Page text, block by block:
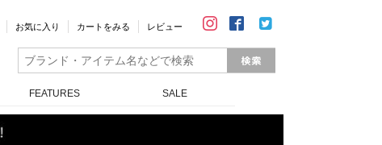
お気に入り カートをみる レビュー
FEATURES SALE